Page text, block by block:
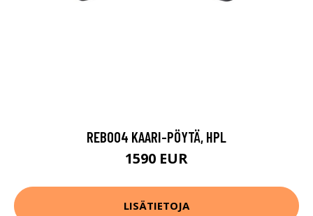
REB004 KAARI-PÖYTÄ, HPL
1590 EUR
LISÄTIETOJA